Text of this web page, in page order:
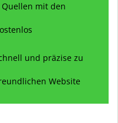
mit den
und präzise zu
Website